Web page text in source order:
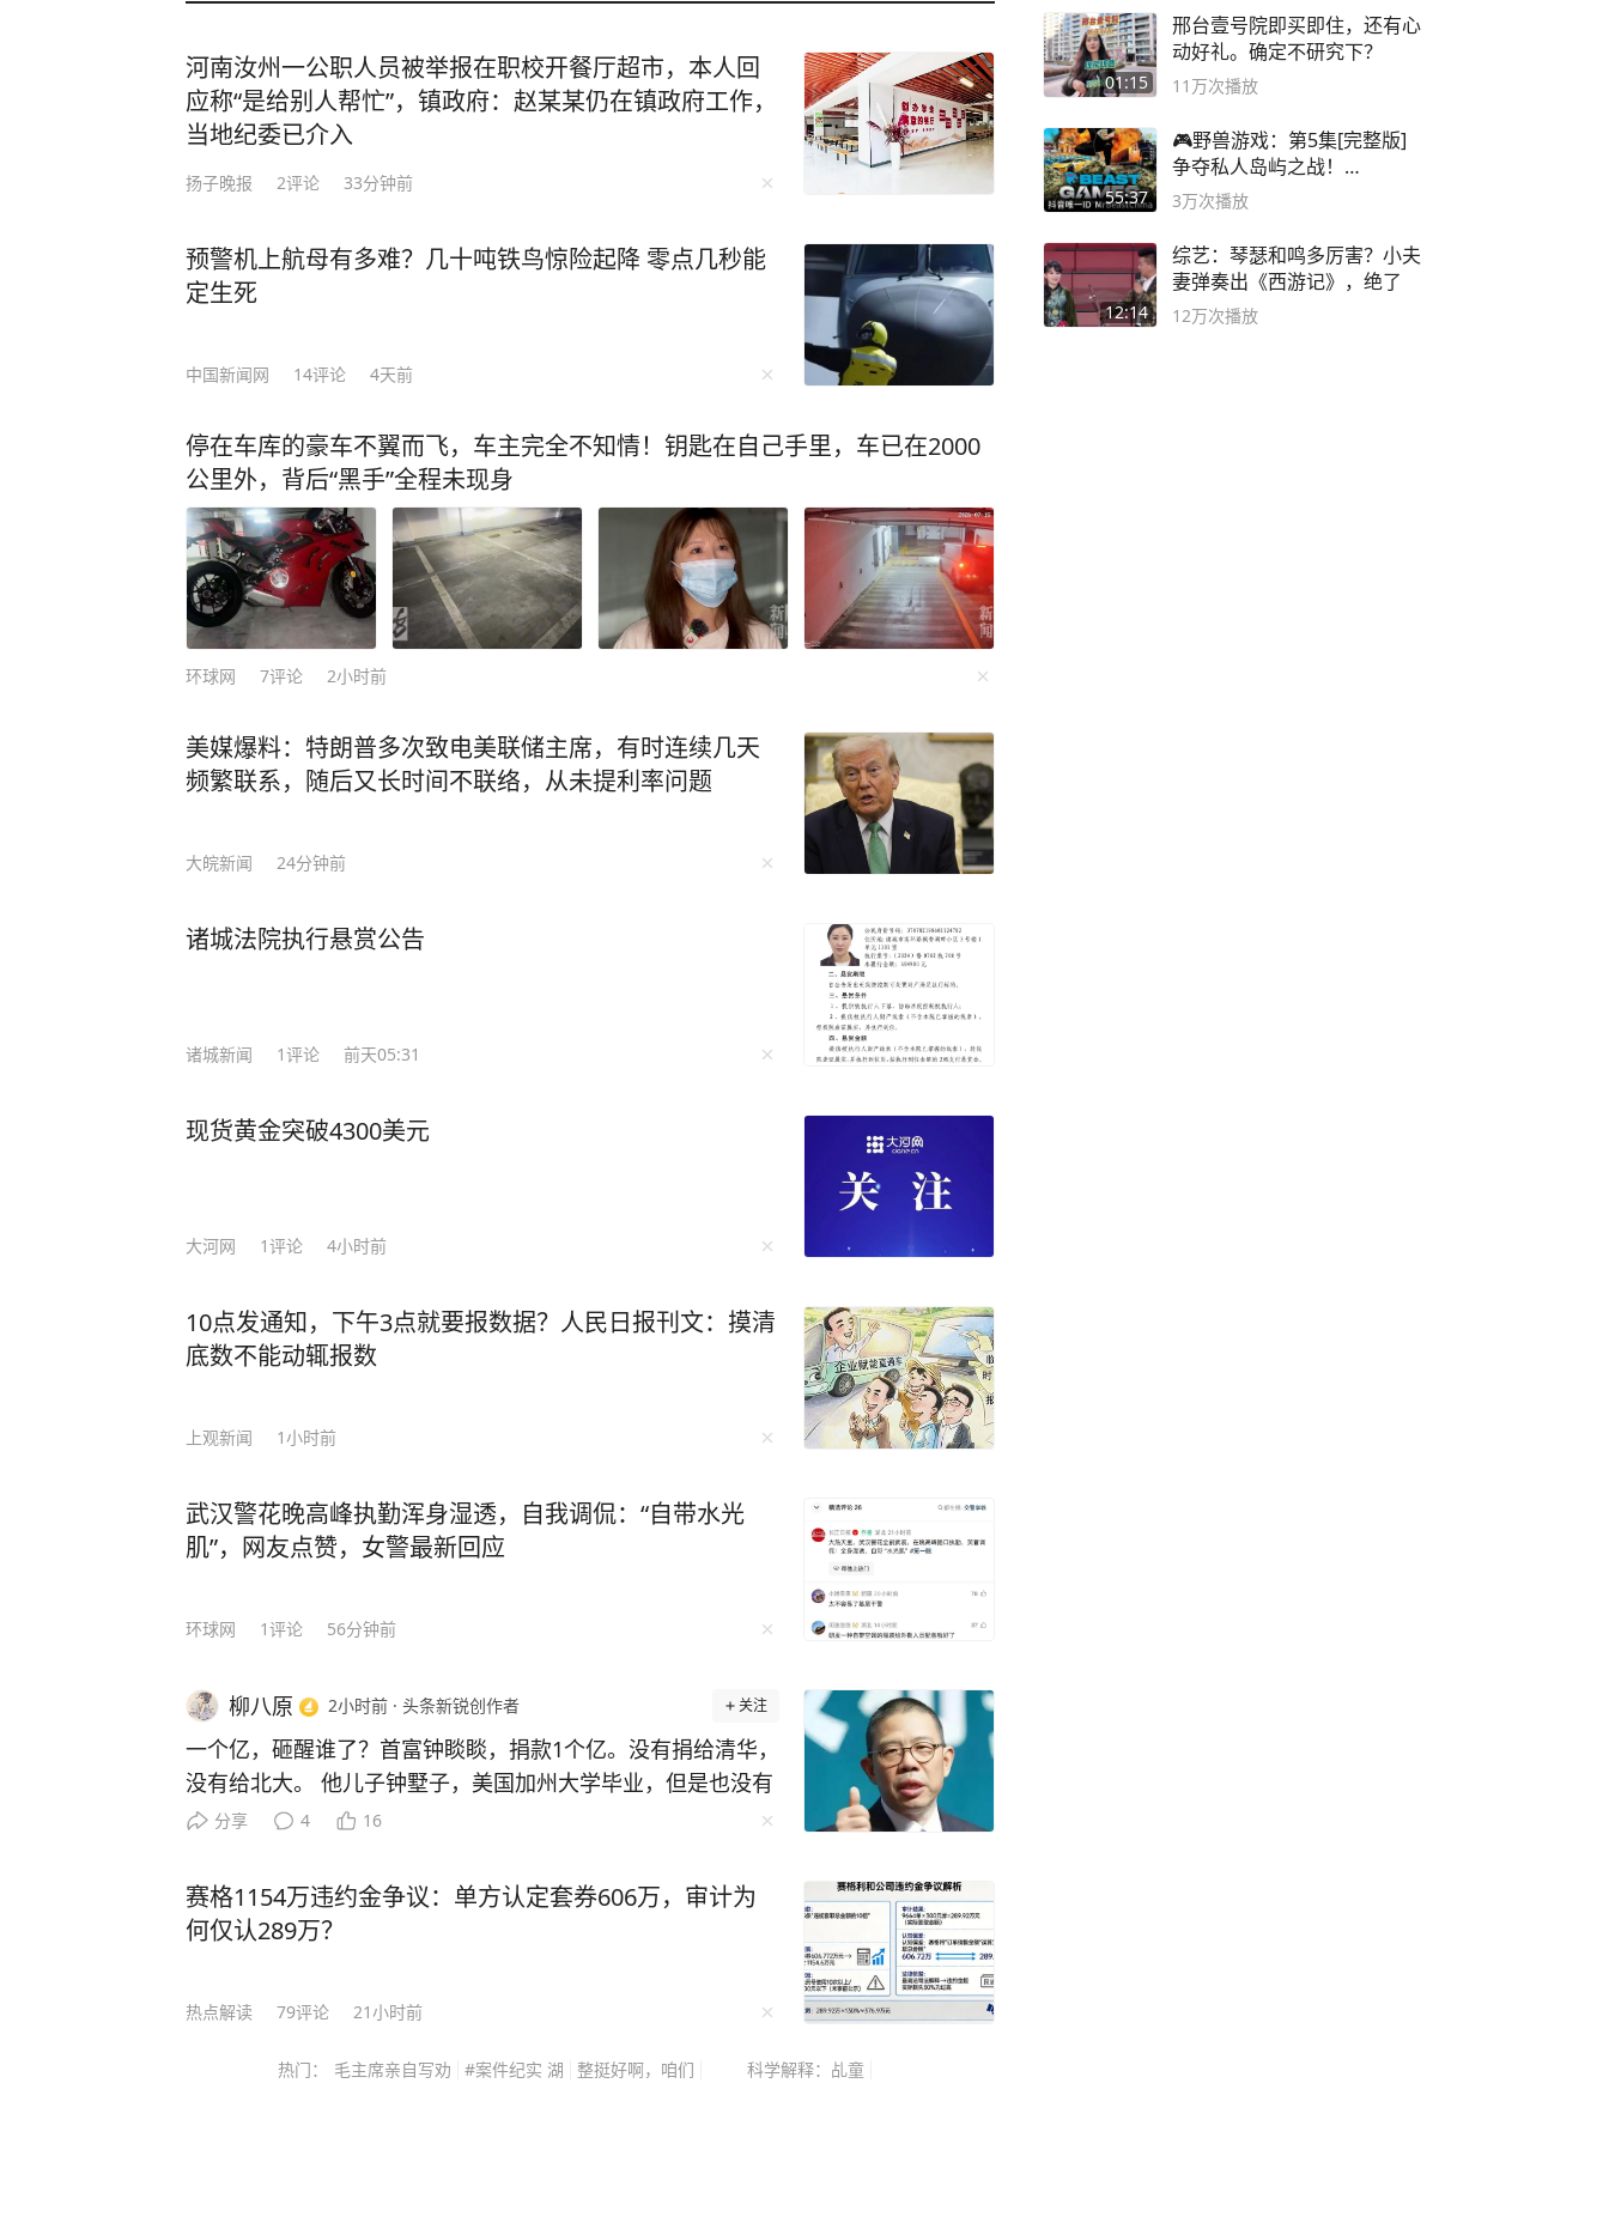
河南汝州一公职人员被举报在职校开餐厅超市，本人回
应称“是给别人帮忙”，镇政府：赵某某仍在镇政府工作，
当地纪委已介入
扬子晚报 2评论 33分钟前
预警机上航母有多难？几十吨铁鸟惊险起降 零点几秒能
定生死
中国新闻网 14评论 4天前
停在车库的豪车不翼而飞，车主完全不知情！钥匙在自己手里，车已在2000
公里外，背后“黑手”全程未现身
环球网 7评论 2小时前
美媒爆料：特朗普多次致电美联储主席，有时连续几天
频繁联系，随后又长时间不联络，从未提利率问题
大皖新闻 24分钟前
诸城法院执行悬赏公告
诸城新闻 1评论 前天05:31
现货黄金突破4300美元
大河网 1评论 4小时前
10点发通知，下午3点就要报数据？人民日报刊文：摸清
底数不能动辄报数
上观新闻 1小时前
武汉警花晚高峰执勤浑身湿透，自我调侃：“自带水光
肌”，网友点赞，女警最新回应
环球网 1评论 56分钟前
柳八原 2小时前 · 头条新锐创作者 关注
一个亿，砸醒谁了？首富钟睒睒，捐款1个亿。没有捐给清华，
没有给北大。 他儿子钟墅子，美国加州大学毕业，但是也没有
往海外母校捐资，反而是捐给了诸暨中学。 2025年11月22
2亿元。其中，钟睒睒一个人拿出1亿元，成为最大一笔捐赠。
这笔钱直接进入诸暨中学账户，并成立“诸暨中学钟子逸教育基
金”。 说实话，这件事真正引发讨论的地方，并不是1个亿到底
数字。但问题在于，一个拥有巨大财富的人，为什么选择把钱
分享 4 16
赛格1154万违约金争议：单方认定套券606万，审计为
何仅认289万？
热点解读 79评论 21小时前
热门： 毛主席亲自写劝 #案件纪实 湖 整挺好啊，咱们 科学解释：乩童
01:15
邢台壹号院即买即住，还有心
动好礼。确定不研究下？
11万次播放
55:37
🎮野兽游戏：第5集[完整版]
争夺私人岛屿之战！
#MrBeastChina
3万次播放
12:14
综艺：琴瑟和鸣多厉害？小夫
妻弹奏出《西游记》，绝了
12万次播放